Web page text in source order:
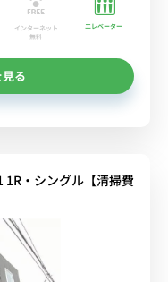
インターネット
無料
エレベーター
る
1R・シングル【清掃費